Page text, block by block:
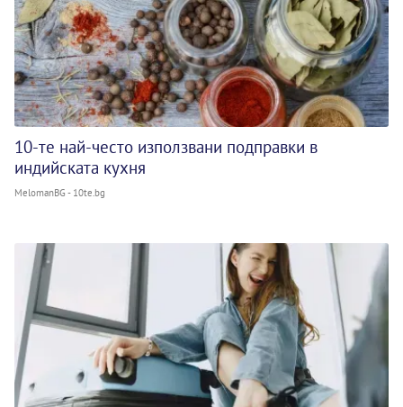
10-те най-често използвани подправки в
индийската кухня
MelomanBG - 10te.bg